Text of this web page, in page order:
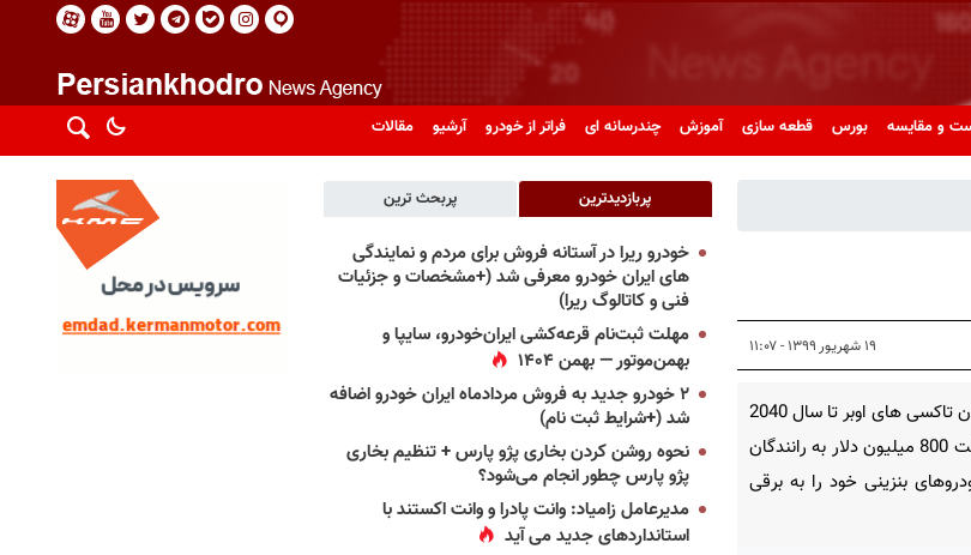
و مقایسه بورس قطعه سازی آموزش چندرسانه ای فراتر از خودرو آرشیو مقالات
۱۹ شهریور ۱۳۹۹ - ۱۱:۰۷
برای آن که تمام ناوگان تاکسی های اوبر تا سال 2040
برقی باشند، این شرکت 800 میلیون دلار به رانندگان
بنزینی خود را به برقی
پربازدیدترین پربحث ترین
خودرو ریرا در آستانه فروش برای مردم و نمایندگی
های ایران خودرو معرفی شد (+مشخصات و جزئیات
فنی و کاتالوگ ریرا)
مهلت ثبت‌نام قرعه‌کشی ایران‌خودرو، سایپا و
بهمن‌موتور — بهمن ۱۴۰۴
۲ خودرو جدید به فروش مردادماه ایران خودرو اضافه
شد (+شرایط ثبت نام)
نحوه روشن کردن بخاری پژو پارس + تنظیم بخاری
پژو پارس چطور انجام می‌شود؟
مدیرعامل زامیاد: وانت پادرا و وانت اکستند با
استانداردهای جدید می آید